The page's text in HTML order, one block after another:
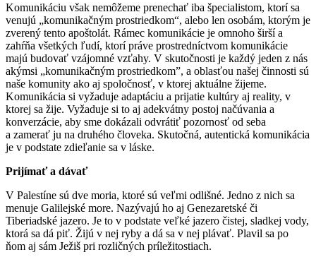
Komunikáciu však nemôžeme prenechať iba špecialistom, ktorí sa
venujú „komunikačným prostriedkom“, alebo len osobám, ktorým je
zverený tento apoštolát. Rámec komunikácie je omnoho širší a
zahŕňa všetkých ľudí, ktorí práve prostredníctvom komunikácie
majú budovať vzájomné vzťahy. V skutočnosti je každý jeden z nás
akýmsi „komunikačným prostriedkom”, a oblasťou našej činnosti sú
naše komunity ako aj spoločnosť, v ktorej aktuálne žijeme.
Komunikácia si vyžaduje adaptáciu a prijatie kultúry aj reality, v
ktorej sa žije. Vyžaduje si to aj adekvátny postoj načúvania a
konverzácie, aby sme dokázali odvrátiť pozornosť od seba
a zamerať ju na druhého človeka. Skutočná, autentická komunikácia
je v podstate zdieľanie sa v láske.
Prijímať a dávať
V Palestíne sú dve moria, ktoré sú veľmi odlišné. Jedno z nich sa
menuje Galilejské more. Nazývajú ho aj Genezaretské či
Tiberiadské jazero. Je to v podstate veľké jazero čistej, sladkej vody,
ktorá sa dá piť. Žijú v nej ryby a dá sa v nej plávať. Plavil sa po
ňom aj sám Ježiš pri rozličných príležitostiach.